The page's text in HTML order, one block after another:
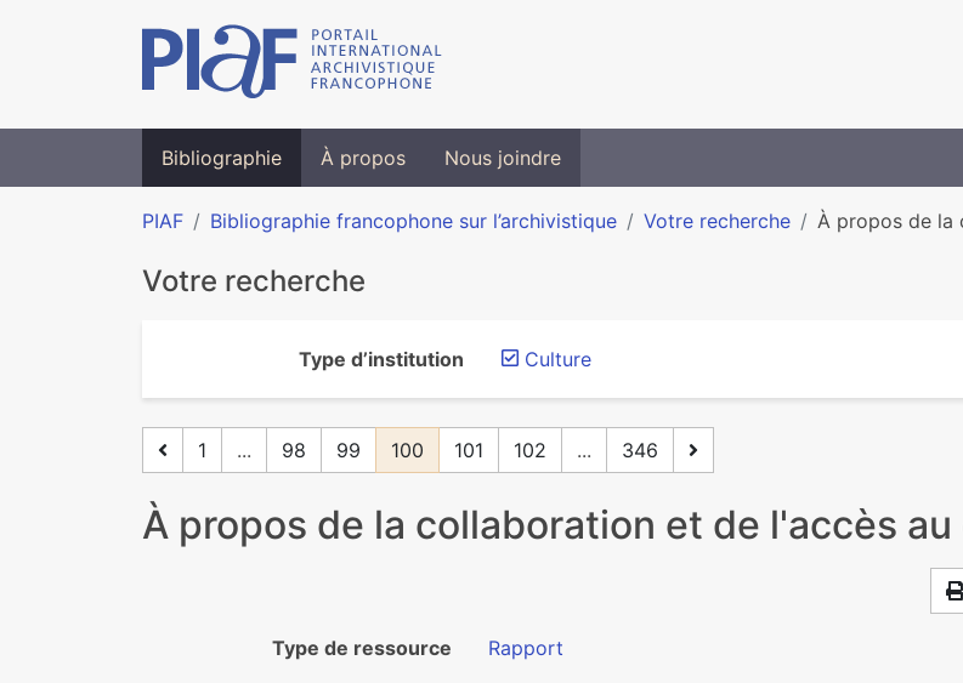
Bibliographie À propos Nous joindre
PIAF Bibliographie francophone sur l’archivistique Votre recherche À propos de la
Votre recherche
Type d’institution Culture
1 ... 98 99 100 101 102 ... 346
À propos de la collaboration et de l'accès
Type de ressource
Rapport